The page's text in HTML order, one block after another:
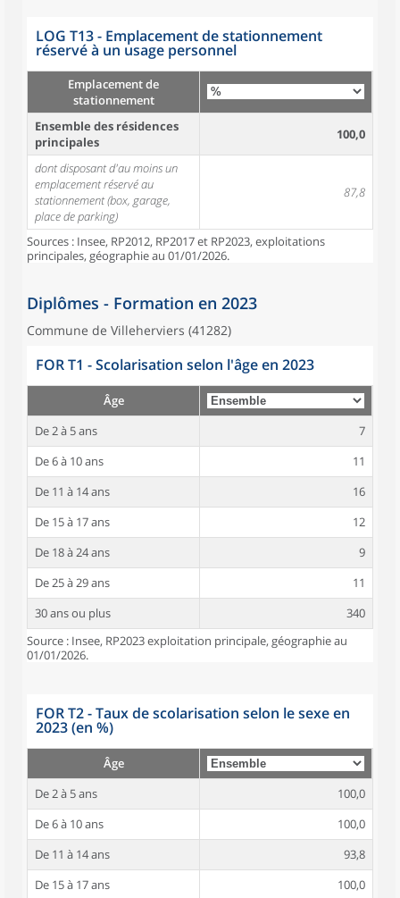
LOG T13 - Emplacement de stationnement
réservé à un usage personnel
Emplacement de
stationnement
Ensemble des résidences
principales
100,0
dont disposant d'au moins un
emplacement réservé au
stationnement (box, garage,
place de parking)
87,8
Sources : Insee, RP2012, RP2017 et RP2023, exploitations
principales, géographie au 01/01/2026.
Diplômes - Formation en 2023
Commune de Villeherviers (41282)
FOR T1 - Scolarisation selon l'âge en 2023
Âge
De 2 à 5 ans
7
De 6 à 10 ans
11
De 11 à 14 ans
16
De 15 à 17 ans
12
De 18 à 24 ans
9
De 25 à 29 ans
11
30 ans ou plus
340
Source : Insee, RP2023 exploitation principale, géographie au
01/01/2026.
FOR T2 - Taux de scolarisation selon le sexe en
2023 (en %)
Âge
De 2 à 5 ans
100,0
De 6 à 10 ans
100,0
De 11 à 14 ans
93,8
De 15 à 17 ans
100,0